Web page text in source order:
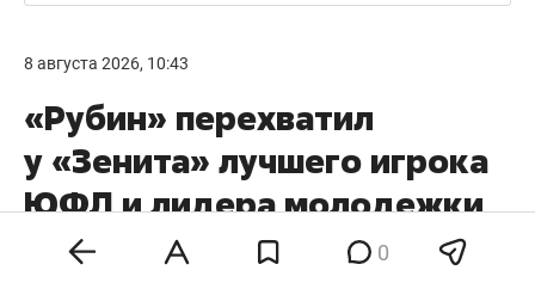
8 августа 2026, 10:43
«Рубин» перехватил
у «Зенита» лучшего игрока
ЮФЛ и лидера молодежки
«Краснодара»
0